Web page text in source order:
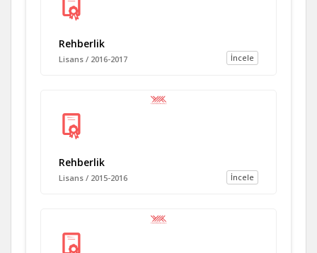
Rehberlik
İncele
Lisans / 2016-2017
Rehberlik
İncele
Lisans / 2015-2016